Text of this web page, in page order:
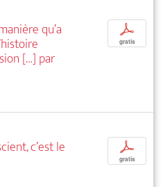
qu’a
[…] par
p
gratis
c’est le
p
gratis